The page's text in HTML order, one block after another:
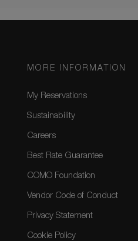
MORE INFORMATION
My Reservations
Sustainability
Careers
Best Rate Guarantee
COMO Foundation
Vendor Code of Conduct
Privacy Statement
Cookie Policy